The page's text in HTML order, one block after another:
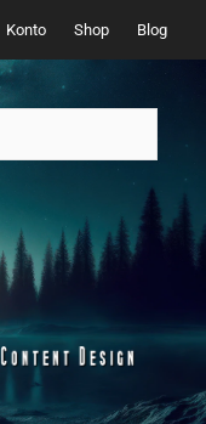
Konto Shop Blog